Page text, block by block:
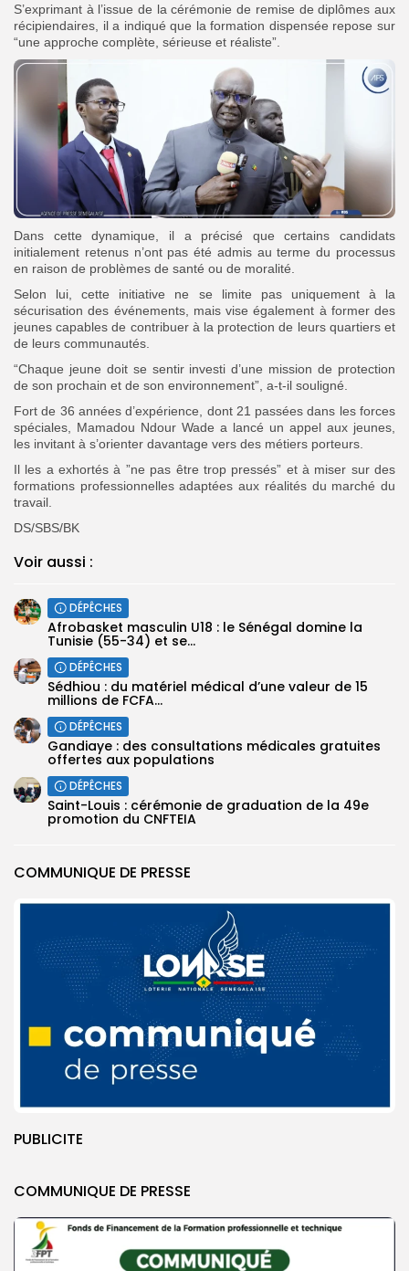
COMMUNIQUE DE PRESSE
PUBLICITE
COMMUNIQUE DE PRESSE
S’exprimant à l’issue de la cérémonie de remise de diplômes aux
récipiendaires, il a indiqué que la formation dispensée repose sur
“une approche complète, sérieuse et réaliste”.
‎Dans cette dynamique, il a précisé que certains candidats
initialement retenus n’ont pas été admis au terme du processus
en raison de problèmes de santé ou de moralité.
Selon lui, cette initiative ne se limite pas uniquement à la
sécurisation des événements, mais vise également à former des
jeunes capables de contribuer à la protection de leurs quartiers et
de leurs communautés.
“Chaque jeune doit se sentir investi d’une mission de protection
de son prochain et de son environnement”, a-t-il souligné.
Fort de 36 années d’expérience, dont 21 passées dans les forces
spéciales, Mamadou Ndour Wade a lancé un appel aux jeunes,
les invitant à s’orienter davantage vers des métiers porteurs.
Il les a exhortés à ”ne pas être trop pressés” et à miser sur des
formations professionnelles adaptées aux réalités du marché du
travail.
DS/SBS/BK
Voir aussi :
DÉPÊCHES
‎Afrobasket masculin U18 : le Sénégal domine la
Tunisie (55-34) et se...
DÉPÊCHES
Sédhiou : du matériel médical d’une valeur de 15
millions de FCFA...
DÉPÊCHES
Gandiaye : des consultations médicales gratuites
offertes aux populations
DÉPÊCHES
Saint-Louis : cérémonie de graduation de la 49e
promotion du CNFTEIA